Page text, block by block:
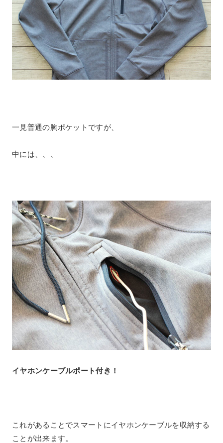
一見普通の胸ポケットですが、
中には、、、
イヤホンケーブルポート付き！
これがあることでスマートにイヤホンケーブルを収納する
ことが出来ます。